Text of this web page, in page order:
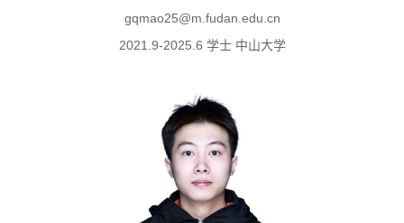
​gqmao25@m.fudan.edu.cn
2021.9-2025.6 学士 中山大学